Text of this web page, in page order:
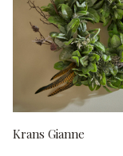
Krans Gianne